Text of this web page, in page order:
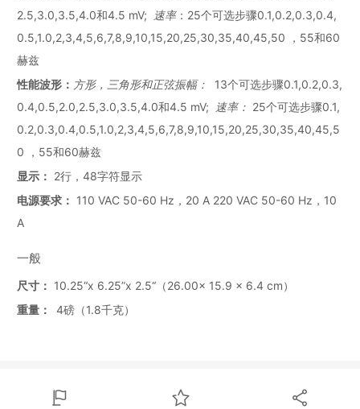
2.5,3.0,3.5,4.0和4.5 mV;
速率：25个可选步骤0.1,0.2,0.3,0.4,
0.5,1.0,2,3,4,5,6,7,8,9,10,15,20,25,30,35,40,45,50 ，55和60
赫兹
性能波形 ： 方形，三角形和正弦振幅：
13个可选步骤0.1,0.2,0.3,
0.4,0.5,2.0,2.5,3.0,3.5,4.0和4.5 mV;
速率： 25个可选步骤0.1,
0.2,0.3,0.4,0.5,1.0,2,3,4,5,6,7,8,9,10,15,20,25,30,35,40,45,5
0 ，55和60赫兹
显示 ： 2行，48字符显示
电源要求 ： 110 VAC 50-60 Hz，20 A 220 VAC 50-60 Hz，10
A
一般
尺寸： 10.25“x 6.25”x 2.5“（26.00x 15.9 x 6.4 cm）
重量：
4磅（1.8千克）